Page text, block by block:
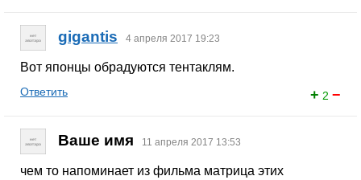
gigantis 4 апреля 2017 19:23
Вот японцы обрадуются тентаклям.
+ 2 −
Ответить
Ваше имя 11 апреля 2017 13:53
чем то напоминает из фильма матрица этих